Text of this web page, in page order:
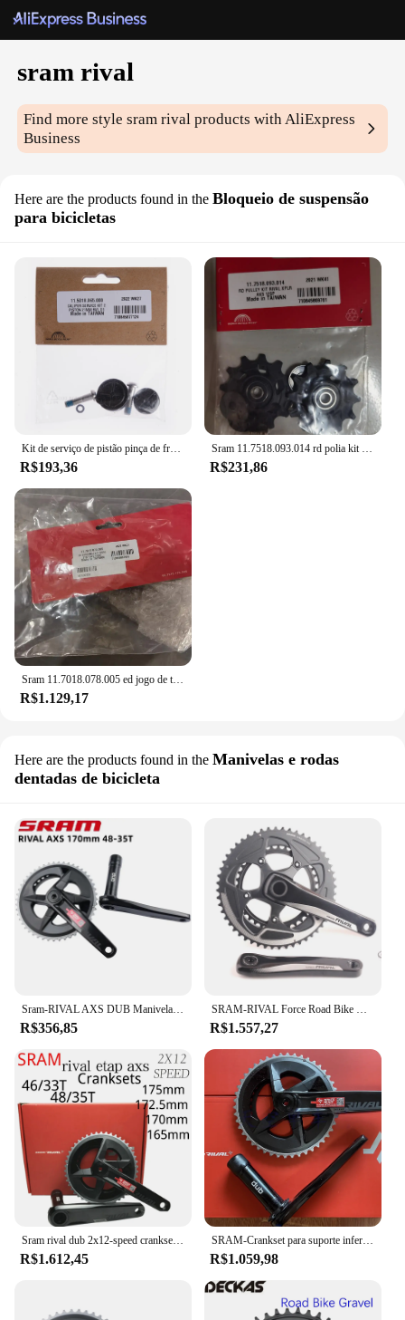
sram rival
Find more stylesram rival products with AliExpress
Business
Here are the products found in the Bloqueio de suspensão
para bicicletas
Kit de serviço de pistão pinça de freio a disco sram rival axs d1 11.5018.065.000
R$193,36
Sram 11.7518.093.014 rd polia kit rival xplr axs 12sp 2021 wk41
R$231,86
Sram 11.7018.078.005 ed jogo de troca rival etap axs direita 2022 wk21
R$1.129,17
Here are the products found in the Manivelas e rodas
dentadas de bicicleta
Sram-RIVAL AXS DUB Manivela de Velocidade, 107BCD, 165MM, 170MM, Manivela 172.5MM, 46-33T, Anel de corrente 48-35T, 12V, Bicicleta de estrada
R$356,85
SRAM-RIVAL Force Road Bike Crankset, 22, 2x11 Velocidade, 50x34T, 52x36T, Corrente Roda Chainring, 170mm, 172.5mm, Braço de Carbono GXP, Bicicleta Parte
R$1.557,27
Sram rival dub 2x12-speed crankset 33-46 35-48 pedaleira da bicicleta de estrada 165/170/172.5/175 pedaleira de cascalho
R$1.612,45
SRAM-Crankset para suporte inferior Rival DUB, pedaleiro de 12 velocidades, desempenho aprimorado, X-Range, tecnologia de engrenagem, mais do que mais
R$1.059,98